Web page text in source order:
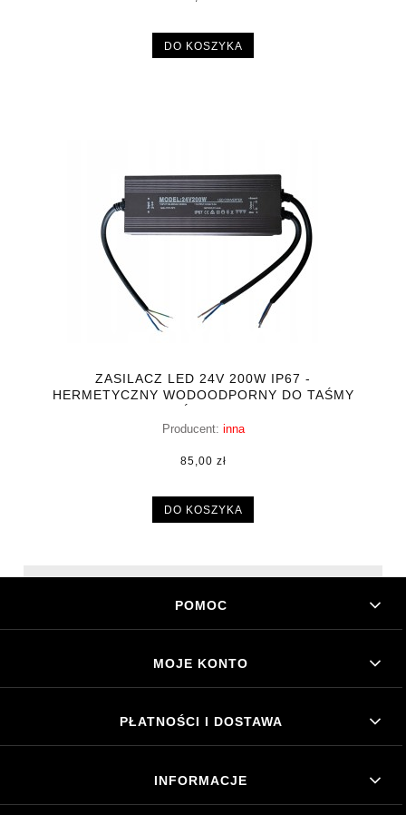
DO KOSZYKA
ZASILACZ LED 24V 200W IP67 -
HERMETYCZNY WODOODPORNY DO TAŚMY
Producent: inna
85,00 zł
DO KOSZYKA
POMOC
MOJE KONTO
PŁATNOŚCI I DOSTAWA
INFORMACJE